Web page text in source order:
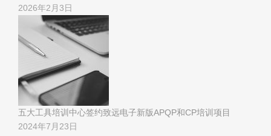
2026年2月3日
五大工具培训中心签约致远电子新版APQP和CP培训项目
2024年7月23日